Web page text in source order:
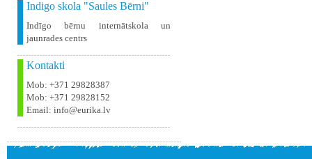
Indigo skola "Saules Bērni"
Indīgo bērnu internātskola un
jaunrades centrs
Kontakti
Mob: +371 29828387
Mob: +371 29828152
Email: info@eurika.lv